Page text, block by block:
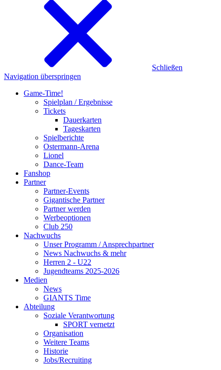
Schließen
Navigation überspringen
Game-Time!
Spielplan / Ergebnisse
Tickets
Dauerkarten
Tageskarten
Spielberichte
Ostermann-Arena
Lionel
Dance-Team
Fanshop
Partner
Partner-Events
Gigantische Partner
Partner werden
Werbeoptionen
Club 250
Nachwuchs
Unser Programm / Ansprechpartner
News Nachwuchs & mehr
Herren 2 - U22
Jugendteams 2025-2026
Medien
News
GIANTS Time
Abteilung
Soziale Verantwortung
SPORT vernetzt
Organisation
Weitere Teams
Historie
Jobs/Recruiting